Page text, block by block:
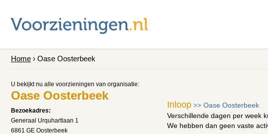
Home › Oase Oosterbeek
U bekijkt nu alle voorzieningen van organisatie:
Oase Oosterbeek
Bezoekadres:
Generaal Urquhartlaan 1
6861 GE Oosterbeek
Inloop >> Oase Oosterbeek
Verschillende dagen per week
We hebben dan geen vaste